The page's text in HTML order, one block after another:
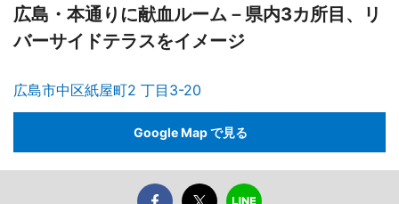
広島・本通りに献血ルーム－県内3カ所目、リ
バーサイドテラスをイメージ
広島市中区紙屋町2 丁目3-20
Google Map で見る